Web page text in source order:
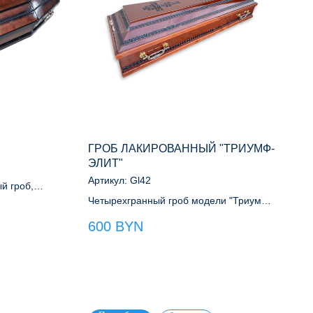
гроб,
ГРОБ ЛАКИРОВАННЫЙ "ТРИУМФ-
ЭЛИТ"
Артикул: Gl42
Четырехгранный гроб модели "Триумф-
600 BYN